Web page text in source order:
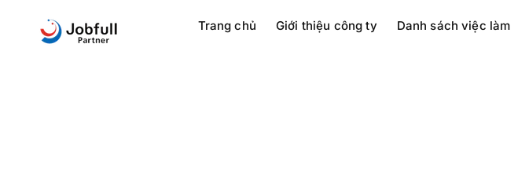
Trang chủ Giới thiệu công ty Danh sách việc làm